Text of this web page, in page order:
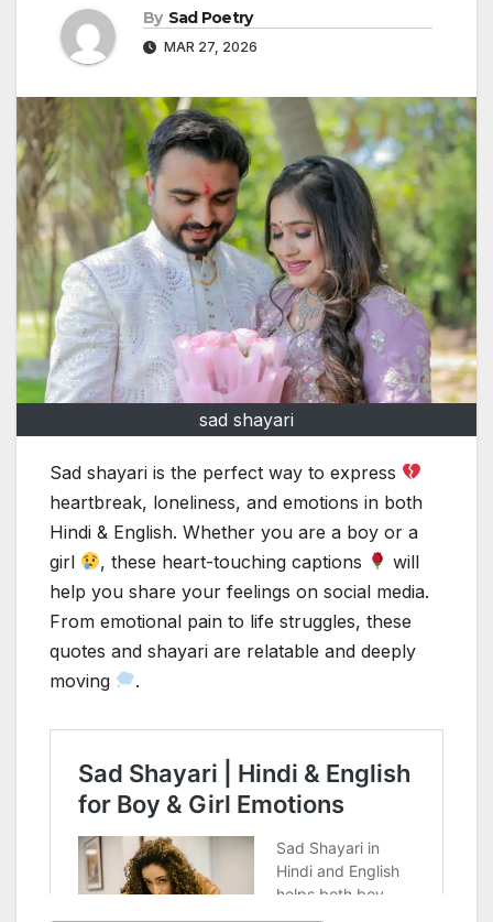
By Sad Poetry
MAR 27, 2026
sad shayari
Sad shayari is the perfect way to express
heartbreak, loneliness, and emotions in both
Hindi & English. Whether you are a boy or a
girl
, these heart-touching captions
will
help you share your feelings on social media.
From emotional pain to life struggles, these
quotes and shayari are relatable and deeply
moving
.